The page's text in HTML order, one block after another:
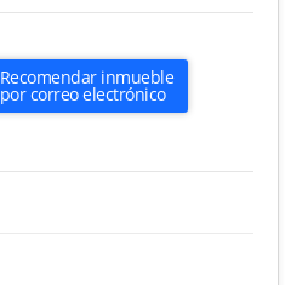
Recomendar inmueble
por correo electrónico